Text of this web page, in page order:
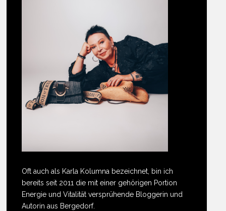
Oft auch als Karla Kolumna bezeichnet, bin ich
bereits seit 2011 die mit einer gehörigen Portion
Energie und Vitalität versprühende Bloggerin und
Autorin aus Bergedorf.